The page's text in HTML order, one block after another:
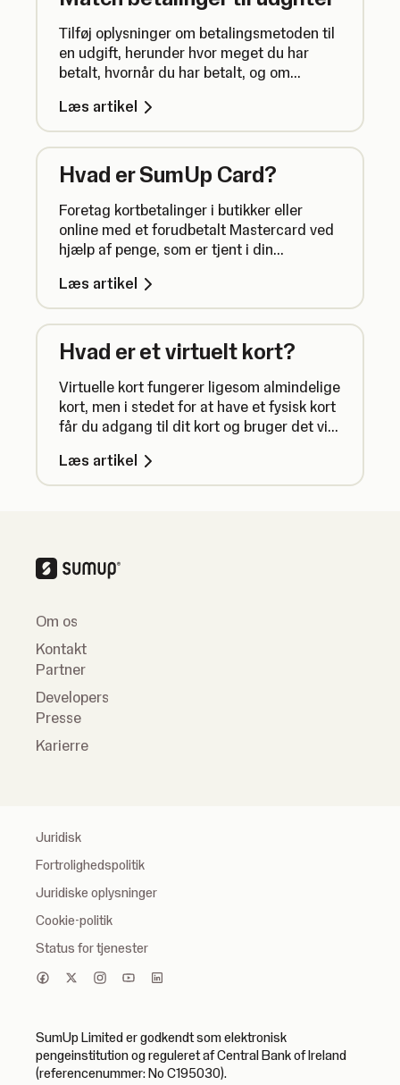
Tilføj oplysninger om betalingsmetoden til
en udgift, herunder hvor meget du har
betalt, hvornår du har betalt, og om
Læs artikel
Hvad er SumUp Card?
Foretag kortbetalinger i butikker eller
online med et forudbetalt Mastercard ved
hjælp af penge, som er tjent i din
oplysninger.
Læs artikel
Hvad er et virtuelt kort?
Virtuelle kort fungerer ligesom almindelige
kort, men i stedet for at have et fysisk kort
får du adgang til dit kort og bruger det via
Læs artikel
Om os
Kontakt
Partner
Developers
Presse
Karierre
Juridisk
Fortrolighedspolitik
Juridiske oplysninger
Cookie-politik
Status for tjenester
SumUp Limited er godkendt som elektronisk
pengeinstitution og reguleret af Central Bank of Ireland
(referencenummer: No C195030).